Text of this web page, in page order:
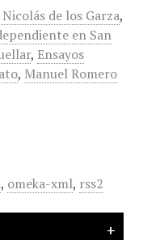
de los Garza,
en San
, Ensayos
, Manuel Romero
, omeka-xml, rss2